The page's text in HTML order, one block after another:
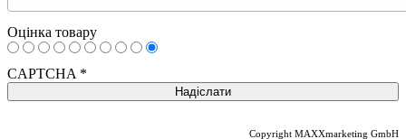
Оцінка товару
CAPTCHA *
Copyright MAXXmarketing GmbH